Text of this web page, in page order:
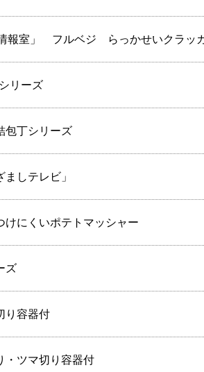
報室」 フルベジ らっかせいクラッ
リーズ
丁シリーズ
しテレビ」
にくいポテトマッシャー
ズ
り容器付
ツマ切り容器付